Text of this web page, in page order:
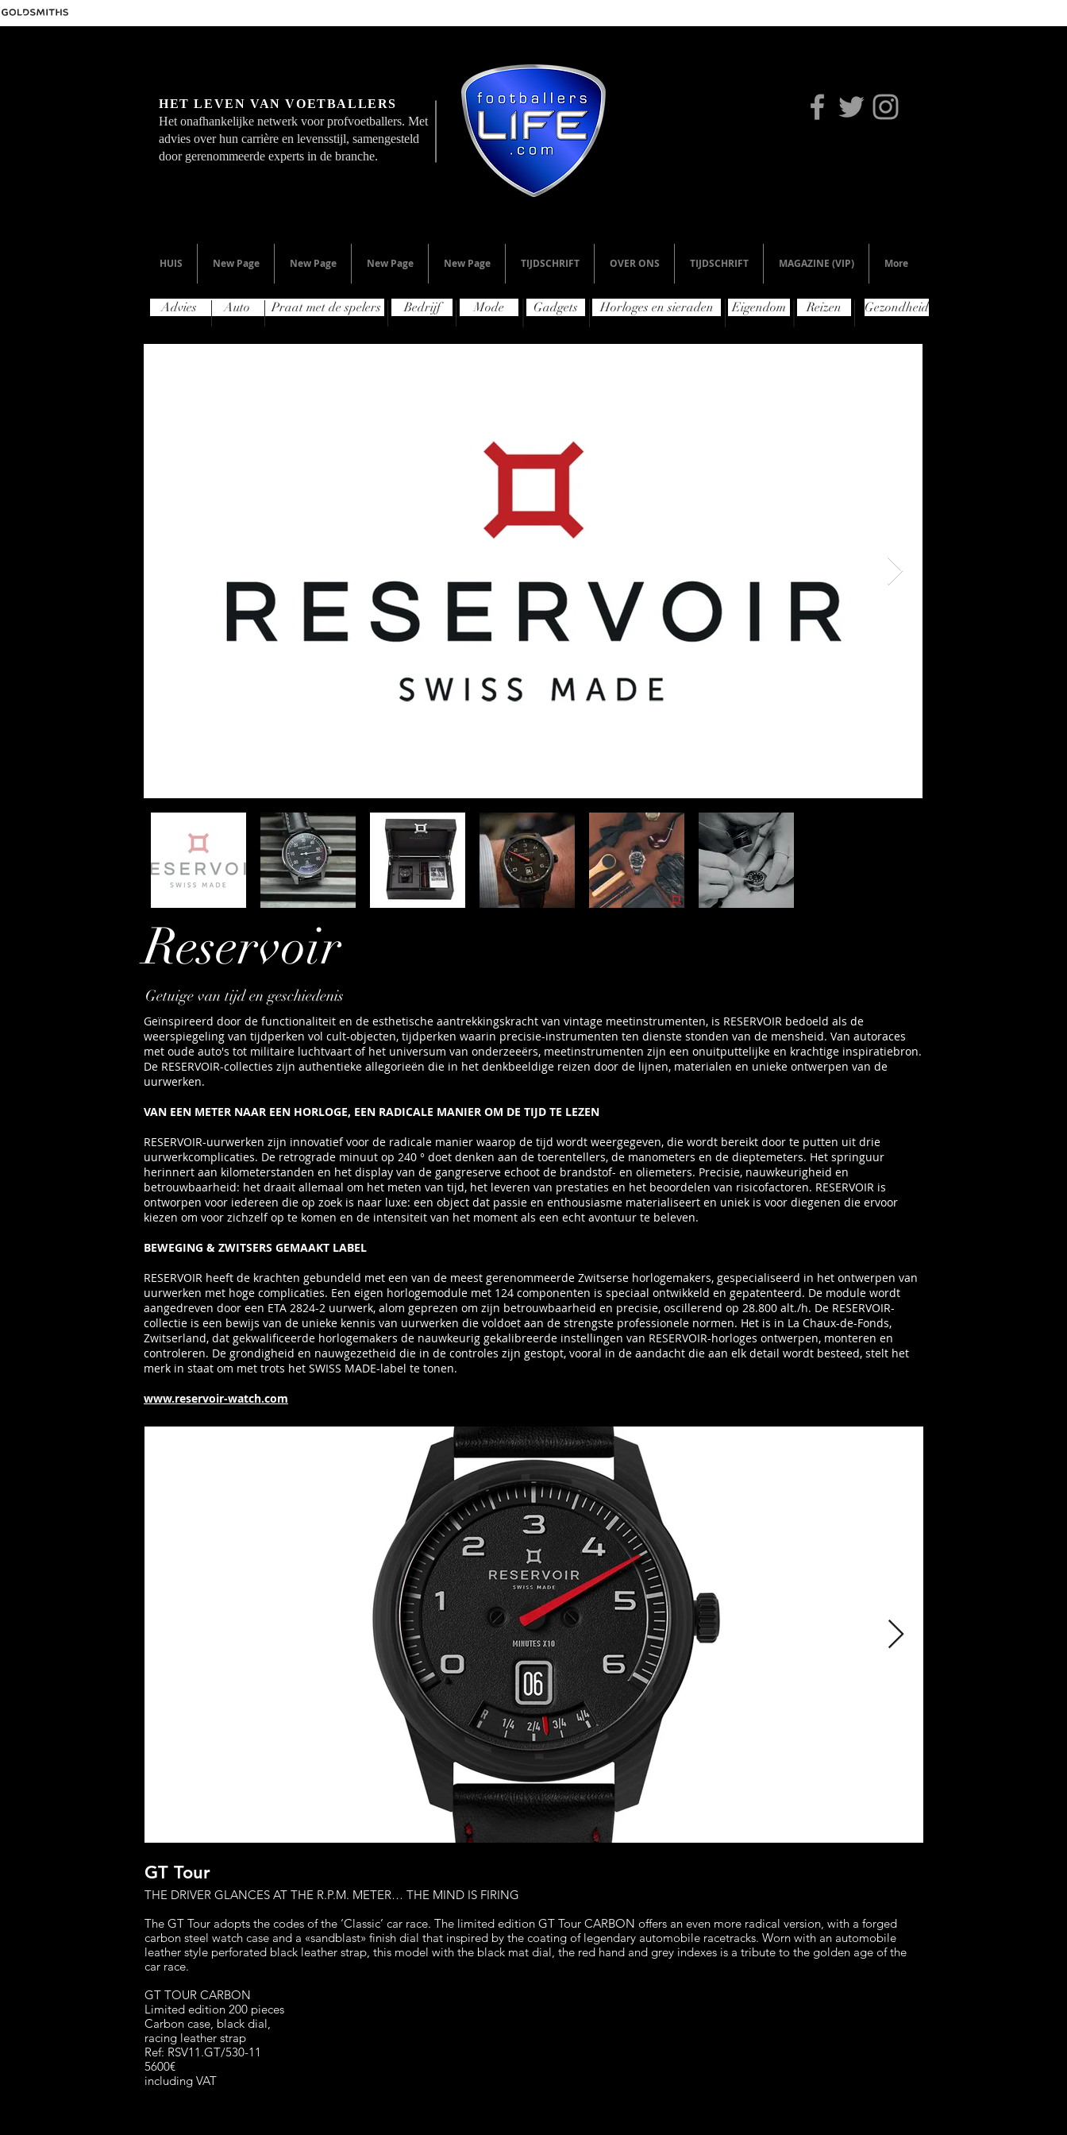
HET LEVEN VAN VOETBALLERS
Het onafhankelijke netwerk voor profvoetballers. Met
advies over hun carrière en levensstijl, samengesteld
door gerenommeerde experts in de branche.
HUIS New Page New Page New Page New Page TIJDSCHRIFT OVER ONS TIJDSCHRIFT MAGAZINE (VIP) More
Reservoir
Getuige van tijd en geschiedenis
Geïnspireerd door de functionaliteit en de esthetische aantrekkingskracht van vintage meetinstrumenten, is RESERVOIR bedoeld als de
weerspiegeling van tijdperken vol cult-objecten, tijdperken waarin precisie-instrumenten ten dienste stonden van de mensheid. Van autoraces
met oude auto's tot militaire luchtvaart of het universum van onderzeeërs, meetinstrumenten zijn een onuitputtelijke en krachtige inspiratiebron.
De RESERVOIR-collecties zijn authentieke allegorieën die in het denkbeeldige reizen door de lijnen, materialen en unieke ontwerpen van de
uurwerken.
VAN EEN METER NAAR EEN HORLOGE, EEN RADICALE MANIER OM DE TIJD TE LEZEN
RESERVOIR-uurwerken zijn innovatief voor de radicale manier waarop de tijd wordt weergegeven, die wordt bereikt door te putten uit drie
uurwerkcomplicaties. De retrograde minuut op 240 ° doet denken aan de toerentellers, de manometers en de dieptemeters. Het springuur
herinnert aan kilometerstanden en het display van de gangreserve echoot de brandstof- en oliemeters. Precisie, nauwkeurigheid en
betrouwbaarheid: het draait allemaal om het meten van tijd, het leveren van prestaties en het beoordelen van risicofactoren. RESERVOIR is
ontworpen voor iedereen die op zoek is naar luxe: een object dat passie en enthousiasme materialiseert en uniek is voor diegenen die ervoor
kiezen om voor zichzelf op te komen en de intensiteit van het moment als een echt avontuur te beleven.
BEWEGING & ZWITSERS GEMAAKT LABEL
RESERVOIR heeft de krachten gebundeld met een van de meest gerenommeerde Zwitserse horlogemakers, gespecialiseerd in het ontwerpen van
uurwerken met hoge complicaties. Een eigen horlogemodule met 124 componenten is speciaal ontwikkeld en gepatenteerd. De module wordt
aangedreven door een ETA 2824-2 uurwerk, alom geprezen om zijn betrouwbaarheid en precisie, oscillerend op 28.800 alt./h. De RESERVOIR-
collectie is een bewijs van de unieke kennis van uurwerken die voldoet aan de strengste professionele normen. Het is in La Chaux-de-Fonds,
Zwitserland, dat gekwalificeerde horlogemakers de nauwkeurig gekalibreerde instellingen van RESERVOIR-horloges ontwerpen, monteren en
controleren. De grondigheid en nauwgezetheid die in de controles zijn gestopt, vooral in de aandacht die aan elk detail wordt besteed, stelt het
merk in staat om met trots het SWISS MADE-label te tonen.
www.reservoir-watch.com
GT Tour
THE DRIVER GLANCES AT THE R.P.M. METER… THE MIND IS FIRING
The GT Tour adopts the codes of the ‘Classic’ car race. The limited edition GT Tour CARBON offers an even more radical version, with a forged
carbon steel watch case and a «sandblast» finish dial that inspired by the coating of legendary automobile racetracks. Worn with an automobile
leather style perforated black leather strap, this model with the black mat dial, the red hand and grey indexes is a tribute to the golden age of the
car race.
GT TOUR CARBON
Limited edition 200 pieces
Carbon case, black dial,
racing leather strap
Ref: RSV11.GT/530-11
5600€
including VAT
Advies Auto Praat met de spelers Mode
Bedrijf Gadgets Horloges en sieraden Eigendom Reizen Gezondheid